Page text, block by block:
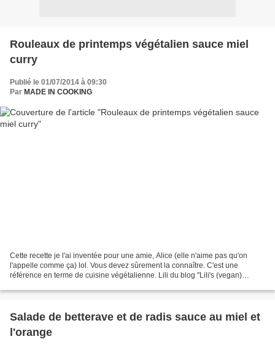
Rouleaux de printemps végétalien sauce miel
curry
Publié le 01/07/2014 à 09:30
Par MADE IN COOKING
Cette recette je l'ai inventée pour une amie, Alice (elle n'aime pas qu'on
l'appelle comme ça) lol. Vous devez sûrement la connaître. C'est une
référence en terme de cuisine végétalienne. Lili du blog "Lili's (vegan)
Salade de betterave et de radis sauce au miel et
l'orange